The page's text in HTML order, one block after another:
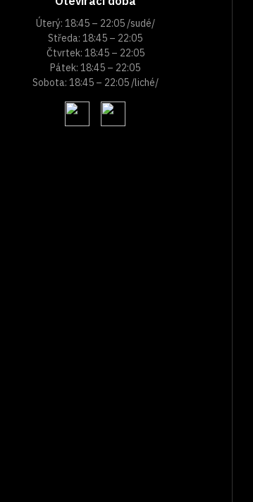
Úterý: 18:45 – 22:05 /sudé/
Středa: 18:45 – 22:05
Čtvrtek: 18:45 – 22:05
Pátek: 18:45 – 22:05
Sobota: 18:45 – 22:05 /liché/